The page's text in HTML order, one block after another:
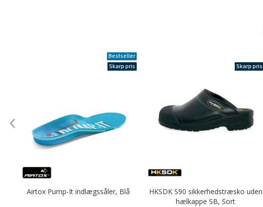
Bestseller
Skarp pris
Airtox Pump-It indlægssåler, Blå
Skarp pris
HKSDK S90 sikkerhedstræsko uden
hælkappe SB, Sort